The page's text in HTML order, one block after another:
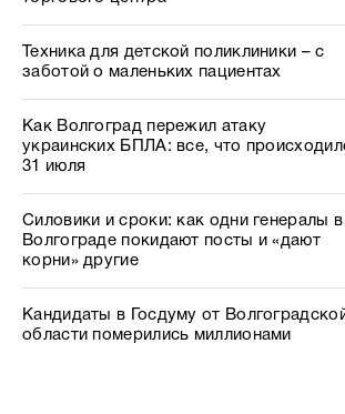
Техника для детской поликлиники – с
заботой о маленьких пациентах
Как Волгоград пережил атаку
украинских БПЛА: все, что
31 июля
Силовики и сроки: как одни генералы в
Волгограде покидают посты и «дают
корни» другие
Кандидаты в Госдуму от
области померились миллионами